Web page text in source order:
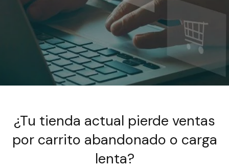
¿Tu tienda actual pierde ventas
por carrito abandonado o carga
lenta?